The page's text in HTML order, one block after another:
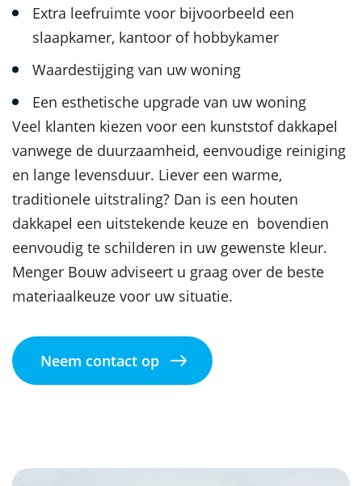
Extra leefruimte voor bijvoorbeeld een
slaapkamer, kantoor of hobbykamer
Waardestijging van uw woning
Een esthetische upgrade van uw woning
Veel klanten kiezen voor een kunststof dakkapel
vanwege de duurzaamheid, eenvoudige reiniging
en lange levensduur. Liever een warme,
traditionele uitstraling? Dan is een houten
dakkapel een uitstekende keuze en bovendien
eenvoudig te schilderen in uw gewenste kleur.
Menger Bouw adviseert u graag over de beste
materiaalkeuze voor uw situatie.
Neem contact op